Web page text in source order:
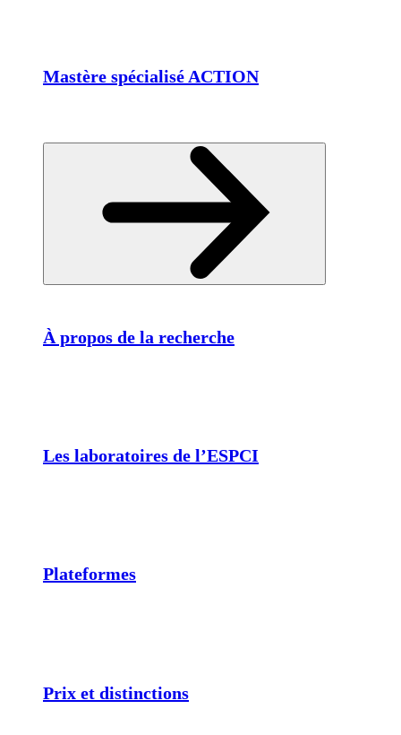
Mastère spécialisé ACTION
À propos de la recherche
Les laboratoires de l’ESPCI
Plateformes
Prix et distinctions